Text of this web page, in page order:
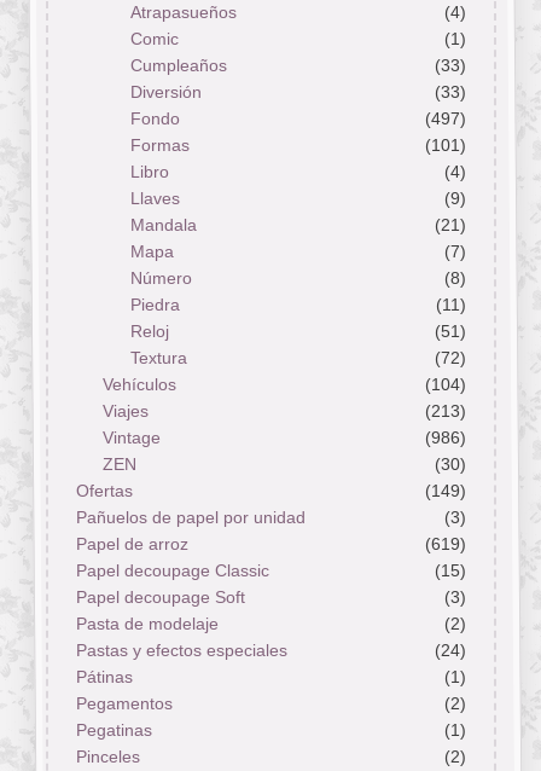
Atrapasueños
(4)
Comic
(1)
Cumpleaños
(33)
Diversión
(33)
Fondo
(497)
Formas
(101)
Libro
(4)
Llaves
(9)
Mandala
(21)
Mapa
(7)
Número
(8)
Piedra
(11)
Reloj
(51)
Textura
(72)
Vehículos
(104)
Viajes
(213)
Vintage
(986)
ZEN
(30)
Ofertas
(149)
Pañuelos de papel por unidad
(3)
Papel de arroz
(619)
Papel decoupage Classic
(15)
Papel decoupage Soft
(3)
Pasta de modelaje
(2)
Pastas y efectos especiales
(24)
Pátinas
(1)
Pegamentos
(2)
Pegatinas
(1)
Pinceles
(2)